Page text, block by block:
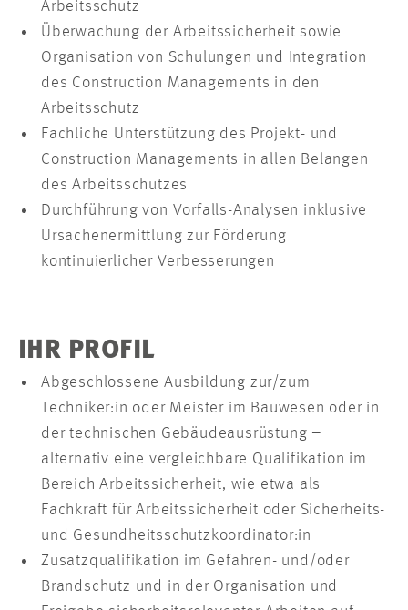
Arbeitsschutz
Überwachung der Arbeitssicherheit sowie
Organisation von Schulungen und Integration
des Construction Managements in den
Arbeitsschutz
Fachliche Unterstützung des Projekt- und
Construction Managements in allen Belangen
des Arbeitsschutzes
Durchführung von Vorfalls-Analysen inklusive
Ursachenermittlung zur Förderung
kontinuierlicher Verbesserungen
IHR PROFIL
Abgeschlossene Ausbildung zur/zum
Techniker:in oder Meister im Bauwesen oder in
der technischen Gebäudeausrüstung –
alternativ eine vergleichbare Qualifikation im
Bereich Arbeitssicherheit, wie etwa als
Fachkraft für Arbeitssicherheit oder Sicherheits-
und Gesundheitsschutzkoordinator:in
Zusatzqualifikation im Gefahren- und/oder
Brandschutz und in der Organisation und